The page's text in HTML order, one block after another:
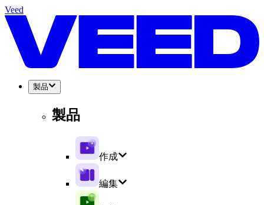
Veed
製品
製品
作成
編集